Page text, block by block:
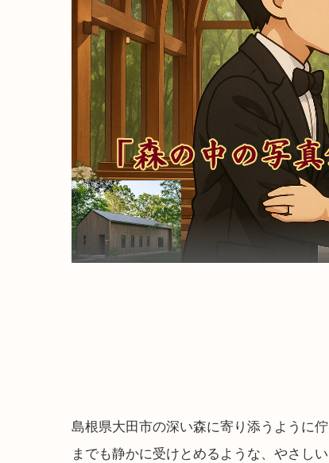
島根県大田市の深い森に寄り添うように
までも静かに受けとめるような、やさし